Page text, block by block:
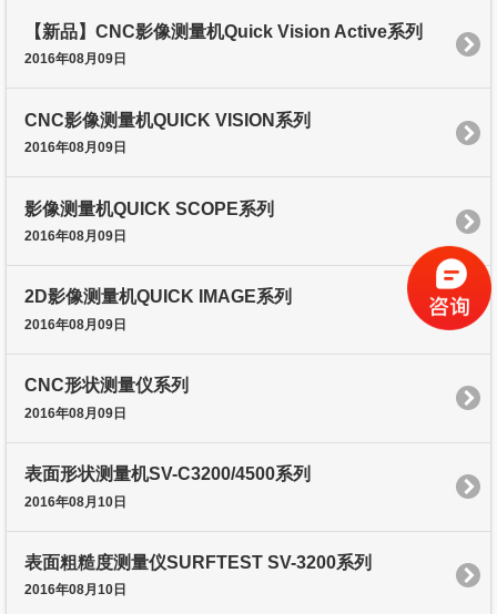
【新品】CNC影像测量机Quick Vision Active系列
2016年08月09日
CNC影像测量机QUICK VISION系列
2016年08月09日
影像测量机QUICK SCOPE系列
2016年08月09日
2D影像测量机QUICK IMAGE系列
2016年08月09日
CNC形状测量仪系列
2016年08月09日
表面形状测量机SV-C3200/4500系列
2016年08月10日
表面粗糙度测量仪SURFTEST SV-3200系列
2016年08月10日